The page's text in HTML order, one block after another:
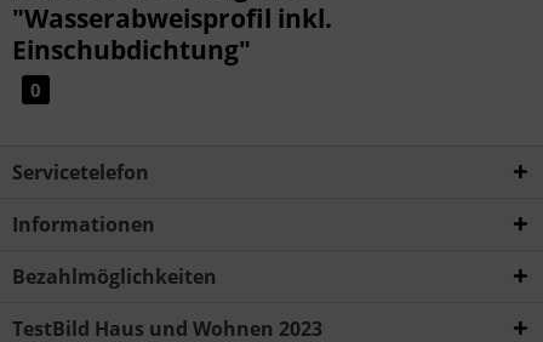
"Wasserabweisprofil inkl.
Einschubdichtung"
0
Servicetelefon
Informationen
Bezahlmöglichkeiten
TestBild Haus und Wohnen 2023